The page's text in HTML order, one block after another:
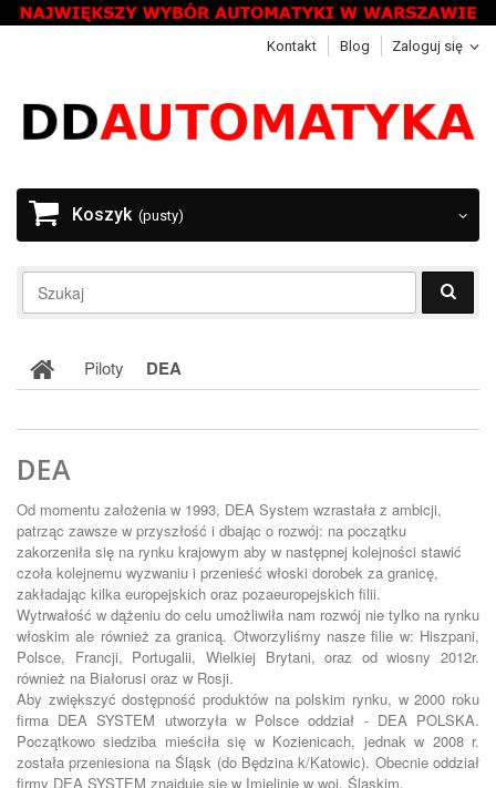
Zaloguj się
Kontakt Blog
Koszyk (pusty)
Piloty DEA
DEA
Od momentu założenia w 1993, DEA System wzrastała z ambicji,
patrząc zawsze w przyszłość i dbając o rozwój: na początku
zakorzeniła się na rynku krajowym aby w następnej kolejności stawić
czoła kolejnemu wyzwaniu i przenieść włoski dorobek za granicę,
zakładając kilka europejskich oraz pozaeuropejskich filii.
Wytrwałość w dążeniu do celu umożliwiła nam rozwój nie tylko na rynku
włoskim ale również za granicą. Otworzyliśmy nasze filie w: Hiszpani,
Polsce, Francji, Portugalii, Wielkiej Brytani, oraz od wiosny 2012r.
również na Białorusi oraz w Rosji.
Aby zwiększyć dostępność produktów na polskim rynku, w 2000 roku
firma DEA SYSTEM utworzyła w Polsce oddział - DEA POLSKA.
Początkowo siedziba mieściła się w Kozienicach, jednak w 2008 r.
została przeniesiona na Śląsk (do Będzina k/Katowic). Obecnie oddział
firmy DEA SYSTEM znajduje się w Imielinie w woj. Śląskim.